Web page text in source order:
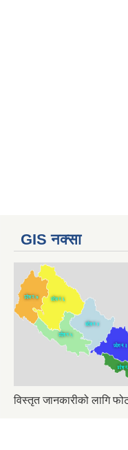
GIS नक्सा
विस्तृत जानकारीको लागि